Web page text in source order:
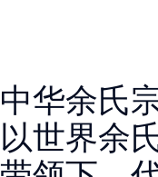
中华余氏
以世界余